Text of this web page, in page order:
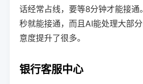
话经常占线，要等8分钟才能接通
秒就能接通，而且AI能处理大部
意度提升了很多。
银行客服中心